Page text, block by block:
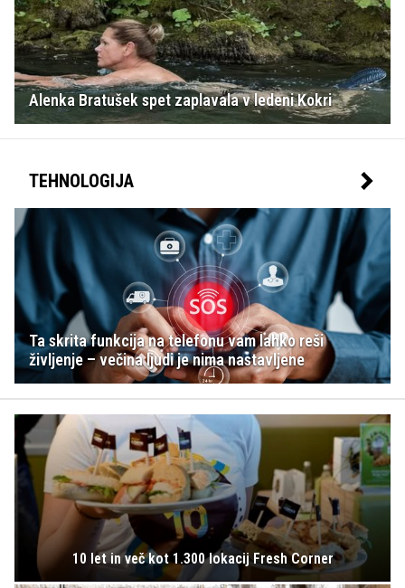
Alenka Bratušek spet zaplavala v ledeni Kokri
TEHNOLOGIJA
Ta skrita funkcija na telefonu vam lahko reši
življenje – večina ljudi je nima nastavljene
10 let in več kot 1.300 lokacij Fresh Corner